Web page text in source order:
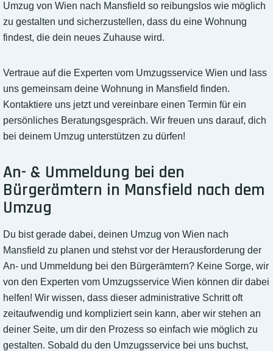
Umzug von Wien nach Mansfield so reibungslos wie möglich
zu gestalten und sicherzustellen, dass du eine Wohnung
findest, die dein neues Zuhause wird.
Vertraue auf die Experten vom Umzugsservice Wien und lass
uns gemeinsam deine Wohnung in Mansfield finden.
Kontaktiere uns jetzt und vereinbare einen Termin für ein
persönliches Beratungsgespräch. Wir freuen uns darauf, dich
bei deinem Umzug unterstützen zu dürfen!
An- & Ummeldung bei den
Bürgerämtern in Mansfield nach dem
Umzug
Du bist gerade dabei, deinen Umzug von Wien nach
Mansfield zu planen und stehst vor der Herausforderung der
An- und Ummeldung bei den Bürgerämtern? Keine Sorge, wir
von den Experten vom Umzugsservice Wien können dir dabei
helfen! Wir wissen, dass dieser administrative Schritt oft
zeitaufwendig und kompliziert sein kann, aber wir stehen an
deiner Seite, um dir den Prozess so einfach wie möglich zu
gestalten. Sobald du den Umzugsservice bei uns buchst,